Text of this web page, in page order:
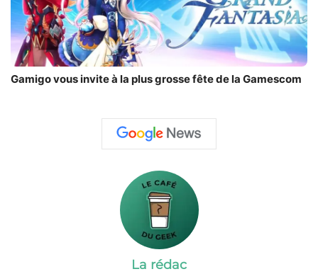
Gamigo vous invite à la plus grosse fête de la Gamescom
La rédac